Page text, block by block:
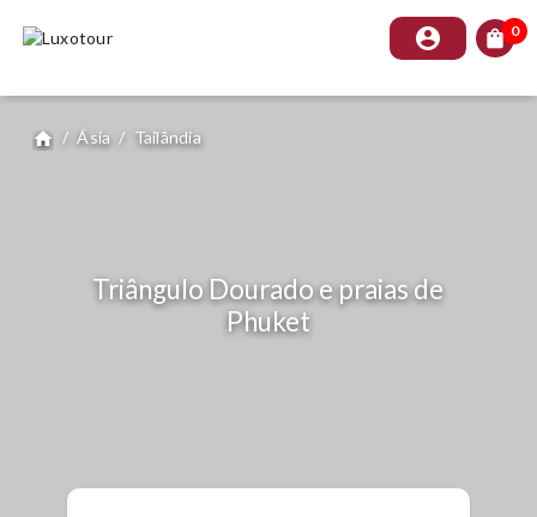
account_circle shopping_bag 0
home / Ásia / Tailândia
Triângulo Dourado e praias de
Phuket